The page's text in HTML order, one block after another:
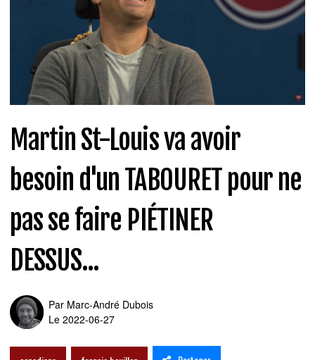
Martin St-Louis va avoir
besoin d'un TABOURET pour ne
pas se faire PIÉTINER
DESSUS...
Par Marc-André Dubois
Le 2022-06-27